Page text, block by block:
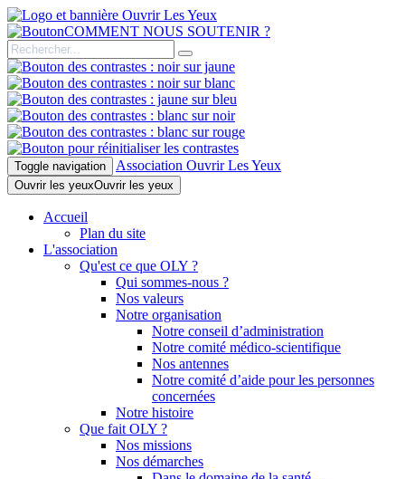
COMMENT NOUS SOUTENIR ?
Toggle navigation Association Ouvrir Les Yeux
Ouvrir les yeuxOuvrir les yeux
Accueil
Plan du site
L'association
Qu'est ce que OLY ?
Qui sommes-nous ?
Nos valeurs
Notre organisation
Notre conseil d’administration
Notre comité médico-scientifique
Nos antennes
Notre comité d’aide pour les personnes
concernées
Notre histoire
Que fait OLY ?
Nos missions
Nos démarches